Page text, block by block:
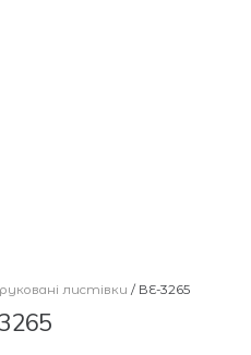
листівки / ВЕ-3265